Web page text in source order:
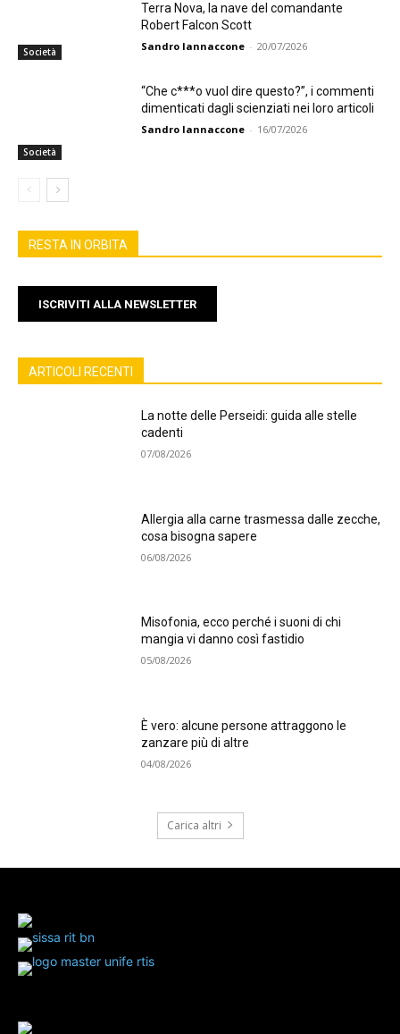
Società
Terra Nova, la nave del comandante
Robert Falcon Scott
Sandro Iannaccone - 20/07/2026
Società
“Che c***o vuol dire questo?”, i commenti
dimenticati dagli scienziati nei loro articoli
Sandro Iannaccone - 16/07/2026
RESTA IN ORBITA
ISCRIVITI ALLA NEWSLETTER
ARTICOLI RECENTI
La notte delle Perseidi: guida alle stelle
cadenti
07/08/2026
Allergia alla carne trasmessa dalle zecche,
cosa bisogna sapere
06/08/2026
Misofonia, ecco perché i suoni di chi
mangia vi danno così fastidio
05/08/2026
È vero: alcune persone attraggono le
zanzare più di altre
04/08/2026
Carica altri